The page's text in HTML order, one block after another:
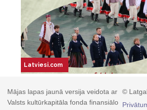
©
Mājas lapas jaunā versija veidota ar
Valsts kultūrkapitāla fonda finansiālo